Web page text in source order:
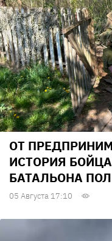
ОТ
ИСТОРИЯ
БАТАЛЬОНА
05 Августа 17:10